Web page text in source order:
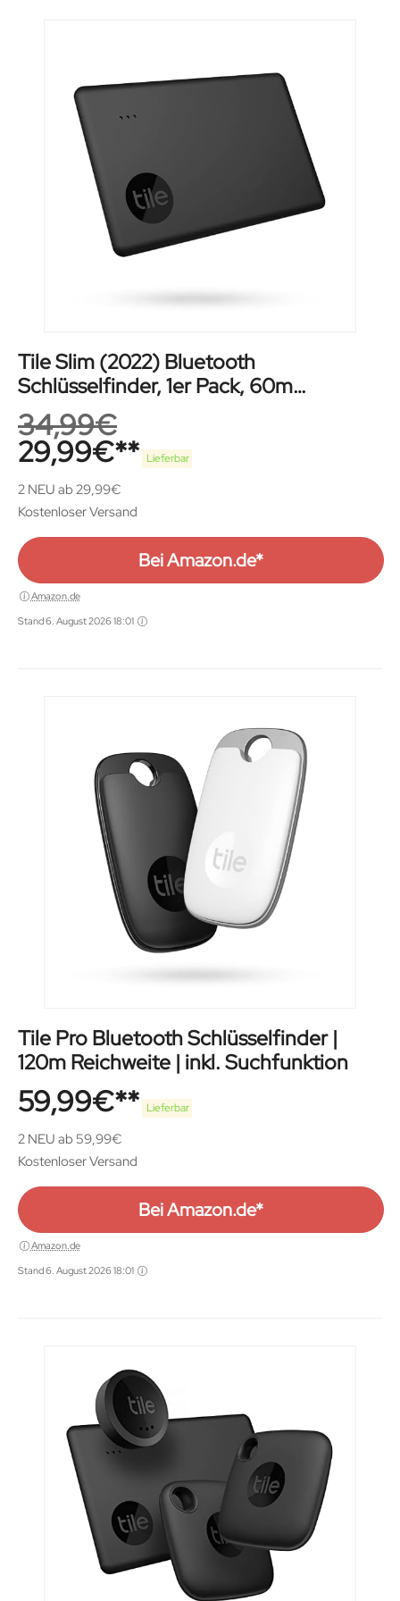
Tile Slim (2022) Bluetooth
Schlüsselfinder, 1er Pack, 60m
Reichweite, inkl. Community
Suchfunktion, iOS und Android App,
kompatibel mit Alexa und Google
Home, schwarz
34,99€
29,99€ Lieferbar
2 NEU ab 29,99€
Kostenloser Versand
Bei Amazon.de*
Amazon.de
Stand 6. August 2026 18:01
Tile Pro Bluetooth Schlüsselfinder |
120m Reichweite | inkl. Suchfunktion
59,99€ Lieferbar
2 NEU ab 59,99€
Kostenloser Versand
Bei Amazon.de*
Amazon.de
Stand 6. August 2026 18:01